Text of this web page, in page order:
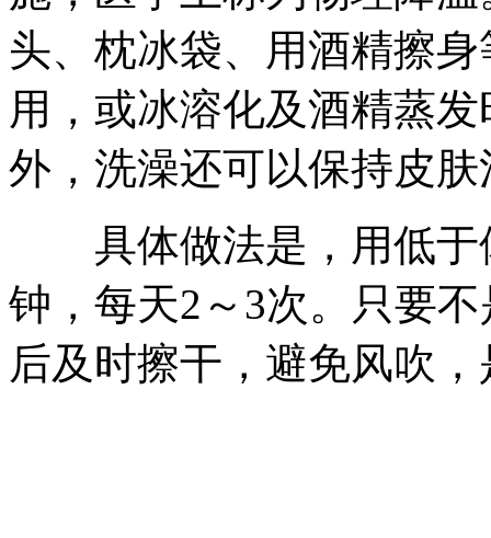
头、枕冰袋、用酒精擦
用，或冰溶化及酒精蒸
外，洗澡还可以保持皮
具体做法是，用低于
钟，每天2～3次。只要
后及时擦干，避免风吹